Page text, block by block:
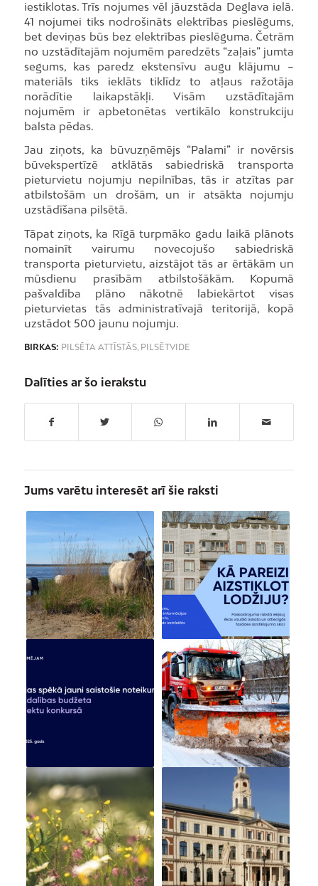
iestiklotas. Trīs nojumes vēl jāuzstāda Deglava ielā.
41 nojumei tiks nodrošināts elektrības pieslēgums,
bet deviņas būs bez elektrības pieslēguma. Četrām
no uzstādītajām nojumēm paredzēts “zaļais” jumta
segums, kas paredz ekstensīvu augu klājumu –
materiāls tiks ieklāts tiklīdz to atļaus ražotāja
norādītie laikapstākļi. Visām uzstādītajām
nojumēm ir apbetonētas vertikālo konstrukciju
balsta pēdas.
Jau ziņots, ka būvuzņēmējs “Palami” ir novērsis
būvekspertīzē atklātās sabiedriskā transporta
pieturvietu nojumju nepilnības, tās ir atzītas par
atbilstošām un drošām, un ir atsākta nojumju
uzstādīšana pilsētā.
Tāpat ziņots, ka Rīgā turpmāko gadu laikā plānots
nomainīt vairumu novecojušo sabiedriskā
transporta pieturvietu, aizstājot tās ar ērtākām un
mūsdienu prasībām atbilstošākām. Kopumā
pašvaldība plāno nākotnē labiekārtot visas
pieturvietas tās administratīvajā teritorijā, kopā
uzstādot 500 jaunu nojumju.
BIRKAS: PILSĒTA ATTĪSTĀS, PILSĒTVIDE
Dalīties ar šo ierakstu
Jums varētu interesēt arī šie raksti